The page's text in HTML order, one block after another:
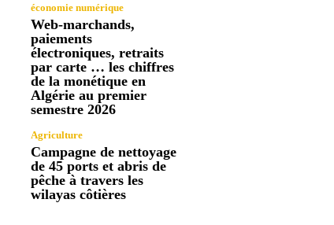
économie numérique
Web-marchands,
paiements
électroniques, retraits
par carte … les chiffres
de la monétique en
Algérie au premier
semestre 2026
Agriculture
Campagne de nettoyage
de 45 ports et abris de
pêche à travers les
wilayas côtières